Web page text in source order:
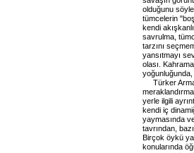
olduğunu
tümcelerin
kendi
savrulma,
tarzını
yansıtmayı
olası.
Türker
yerle ilgili
kendi iç
yaymasında
tavrından,
Birçok öykü
konularında